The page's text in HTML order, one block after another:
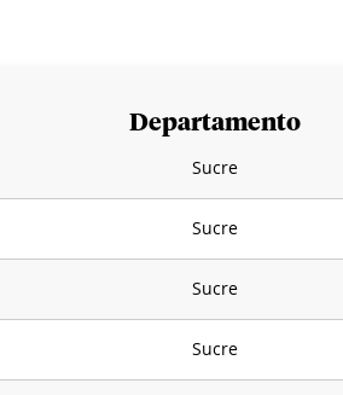
Departamento
Sucre
Sucre
Sucre
Sucre